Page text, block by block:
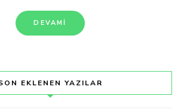
DEVAMI
EKLENEN YAZILAR